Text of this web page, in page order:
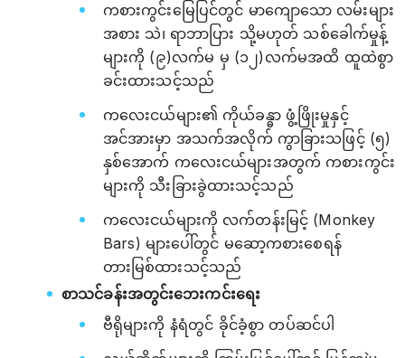
ကစားကွင်းမြေပြင်တွင် မာကျောသော လမ်းများ
အစား သဲ၊ ရာဘာပြား သို့မဟုတ် သစ်ခေါက်မှုန့်
များကို (၉)လက်မ မှ (၁၂)လက်မအထိ ထူထဲစွာ
ခင်းထားသင့်သည်
ကလေးငယ်များ၏ ကိုယ်ခန္ဓာ ဖွံ့ဖြိုးမှုနှင့်
အင်အားမှာ အသက်အလိုက် ကွာခြားသဖြင့် (၅)
နှစ်အောက် ကလေးငယ်များအတွက် ကစားကွင်း
များကို သီးခြားခွဲထားသင့်သည်
ကလေးငယ်များကို လက်တန်းမြင့် (Monkey
Bars) များပေါ်တွင် မဆော့ကစားစေရန်
တားမြစ်ထားသင့်သည်
စာသင်ခန်းအတွင်းဘေးကင်းရေး
ဗီရိုများကို နံရံတွင် ခိုင်ခံ့စွာ တပ်ဆင်ပါ